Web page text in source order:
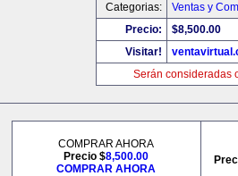
Categorias:
Ventas y
Precio:
$8,500.00
Visitar!
Serán consideradas
COMPRAR AHORA
Precio $8,500.00
COMPRAR AHORA